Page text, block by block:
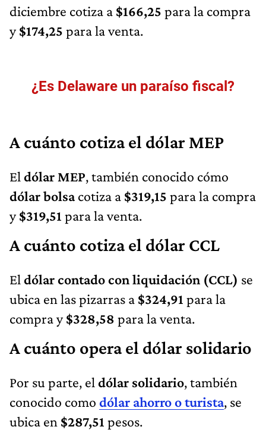
diciembre cotiza a $166,25 para la compra
y$174,25 para la venta.
¿Es Delaware un paraíso fiscal?
A cuánto cotiza el dólar MEP
El dólar MEP, también conocido cómo
dólar bolsacotiza a $319,15 para la compra
y$319,51 para la venta.
A cuánto cotiza el dólar CCL
El dólar contado con liquidación (CCL) se
ubica en las pizarras a $324,91 para la
compra y$328,58 para la venta.
A cuánto opera el dólar solidario
Por su parte, el dólar solidario, también
conocido como dólar ahorro o turista, se
ubica en $287,51 pesos.